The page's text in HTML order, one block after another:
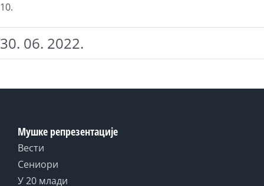
10.
30. 06. 2022.
Мушке репрезентације
Вести
Сениори
У 20 млади